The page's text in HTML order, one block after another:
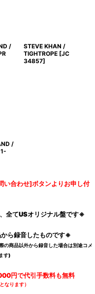
/
STEVE KHAN /
TIGHTROPE [JC
34857]
/
い合わせ]ボタンよりお申し付
全てUSオリジナル盤です※
ら録音したものです※
の商品以外から録音した場合は別途コメ
す)
円で代引手数料も無料
なります）